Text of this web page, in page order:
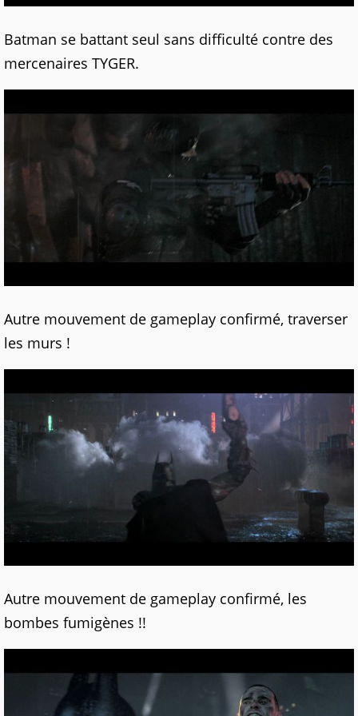
Batman se battant seul sans difficulté contre des
mercenaires TYGER.
Autre mouvement de gameplay confirmé, traverser
les murs !
Autre mouvement de gameplay confirmé, les
bombes fumigènes !!